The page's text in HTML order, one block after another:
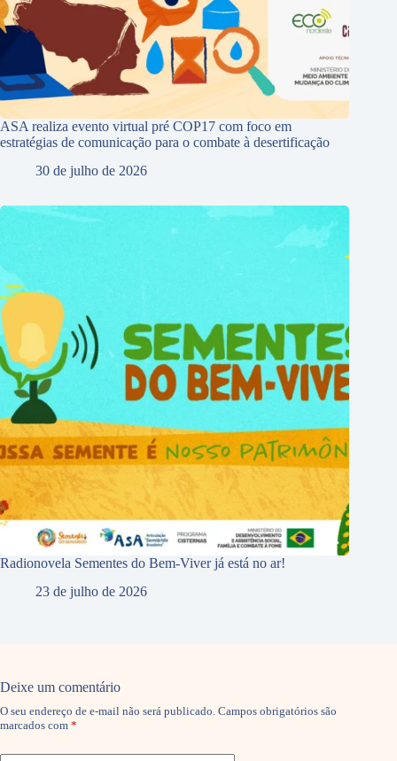
ASA realiza evento virtual pré COP17 com foco em
estratégias de comunicação para o combate à desertificação
30 de julho de 2026
Radionovela Sementes do Bem-Viver já está no ar!
23 de julho de 2026
Deixe um comentário
O seu endereço de e-mail não será publicado. Campos obrigatórios são
marcados com *